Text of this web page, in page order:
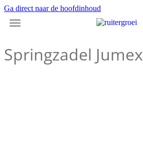
Ga direct naar de hoofdinhoud
Springzadel Jumex